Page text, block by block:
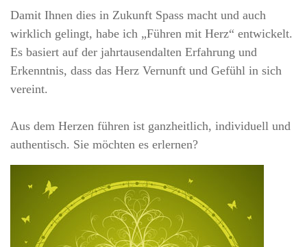
Damit Ihnen dies in Zukunft Spass macht und auch
wirklich gelingt, habe ich „Führen mit Herz“ entwickelt.
Es basiert auf der jahrtausendalten Erfahrung und
Erkenntnis, dass das Herz Vernunft und Gefühl in sich
vereint.
Aus dem Herzen führen ist ganzheitlich, individuell und
authentisch. Sie möchten es erlernen?